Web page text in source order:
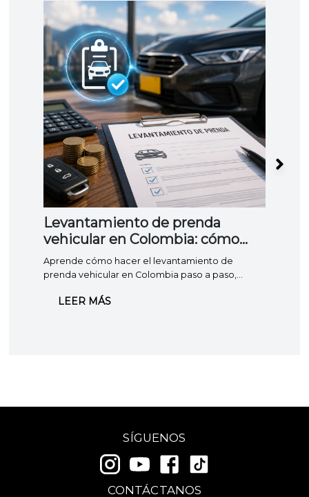
Levantamiento de prenda
vehicular en Colombia: cómo
hacerlo, costos y requisitos
Aprende cómo hacer el levantamiento de
prenda vehicular en Colombia paso a paso,
completa y actualizada.
LEER MÁS
SÍGUENOS
CONTÁCTANOS